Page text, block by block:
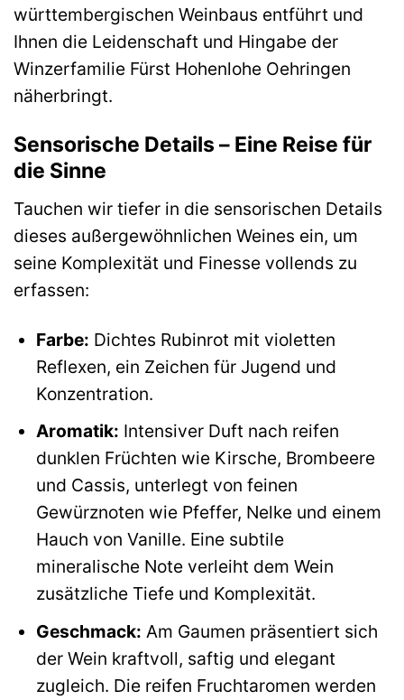
württembergischen Weinbaus entführt und
Ihnen die Leidenschaft und Hingabe der
Winzerfamilie Fürst Hohenlohe Oehringen
näherbringt.
Sensorische Details – Eine Reise für
die Sinne
Tauchen wir tiefer in die sensorischen Details
dieses außergewöhnlichen Weines ein, um
seine Komplexität und Finesse vollends zu
erfassen:
Farbe: Dichtes Rubinrot mit violetten
Reflexen, ein Zeichen für Jugend und
Konzentration.
Aromatik: Intensiver Duft nach reifen
dunklen Früchten wie Kirsche, Brombeere
und Cassis, unterlegt von feinen
Gewürznoten wie Pfeffer, Nelke und einem
Hauch von Vanille. Eine subtile
mineralische Note verleiht dem Wein
zusätzliche Tiefe und Komplexität.
Geschmack: Am Gaumen präsentiert sich
der Wein kraftvoll, saftig und elegant
zugleich. Die reifen Fruchtaromen werden